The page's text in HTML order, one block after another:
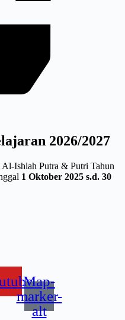
2026/2027
Ishlah Putra & Putri Tahun
1 Oktober 2025 s.d. 30
Map-
marker-
alt